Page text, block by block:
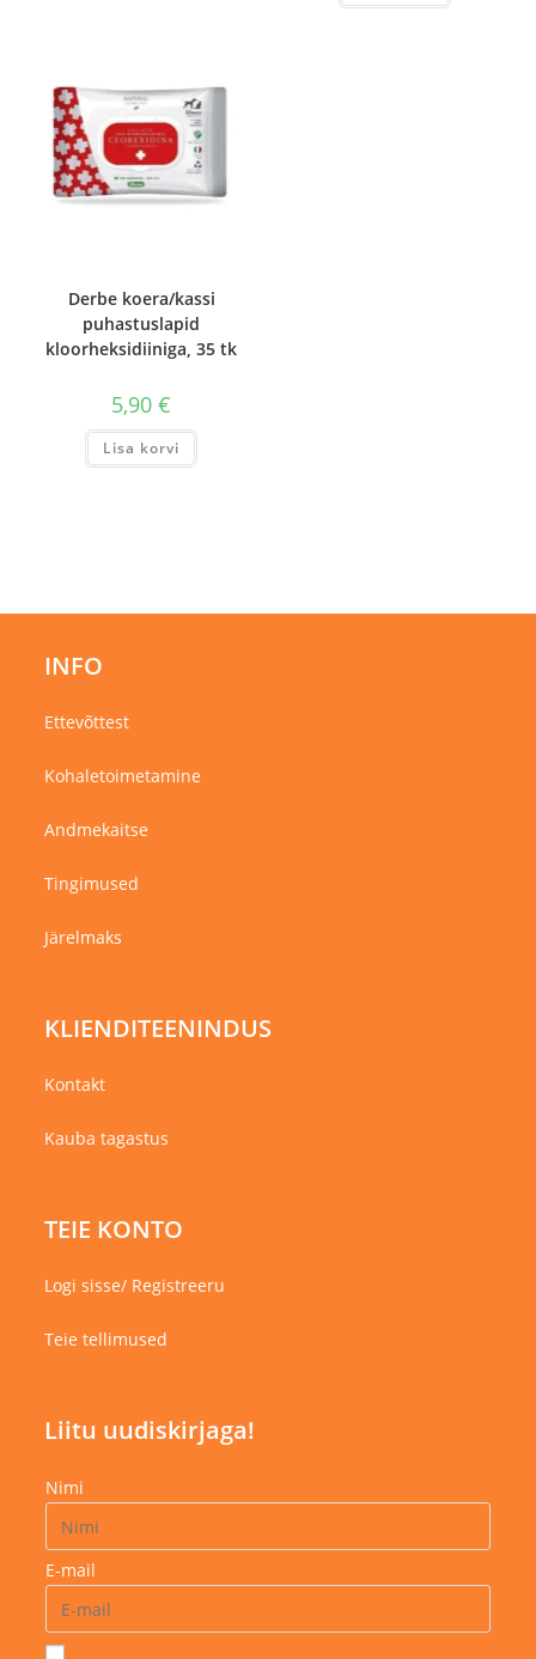
Derbe koera/kassi
puhastuslapid
kloorheksidiiniga, 35 tk
5,90€
Lisa korvi
INFO
Ettevõttest
Kohaletoimetamine
Andmekaitse
Tingimused
Järelmaks
KLIENDITEENINDUS
Kontakt
Kauba tagastus
TEIE KONTO
Logi sisse/ Registreeru
Teie tellimused
Liitu uudiskirjaga!
Nimi
E-mail